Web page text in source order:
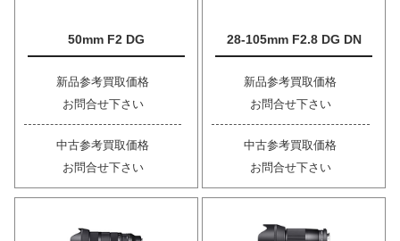
50mm F2 DG
新品参考買取価格
お問合せ下さい
中古参考買取価格
お問合せ下さい
28-105mm F2.8 DG DN
新品参考買取価格
お問合せ下さい
中古参考買取価格
お問合せ下さい